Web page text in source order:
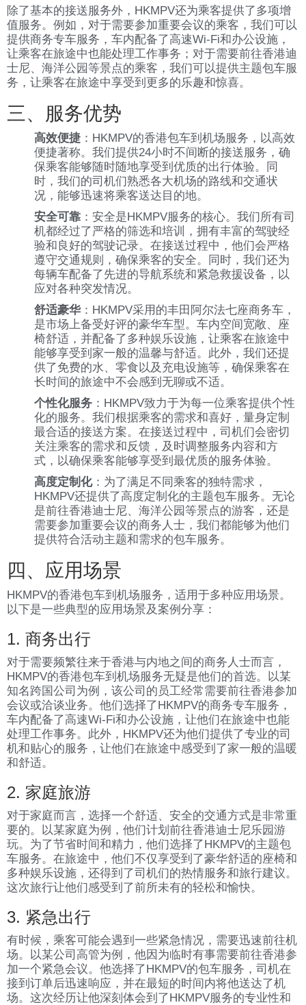
除了基本的接送服务外，HKMPV还为乘客提供了多项增
值服务。例如，对于需要参加重要会议的乘客，我们可以
提供商务专车服务，车内配备了高速Wi-Fi和办公设施，
让乘客在旅途中也能处理工作事务；对于需要前往香港迪
士尼、海洋公园等景点的乘客，我们可以提供主题包车服
务，让乘客在旅途中享受到更多的乐趣和惊喜。
三、服务优势
高效便捷 ：HKMPV的香港包车到机场服务，以高效
便捷著称。我们提供24小时不间断的接送服务，确
保乘客能够随时随地享受到优质的出行体验。同
时，我们的司机们熟悉各大机场的路线和交通状
况，能够迅速将乘客送达目的地。
安全可靠 ：安全是HKMPV服务的核心。我们所有司
机都经过了严格的筛选和培训，拥有丰富的驾驶经
验和良好的驾驶记录。在接送过程中，他们会严格
遵守交通规则，确保乘客的安全。同时，我们还为
每辆车配备了先进的导航系统和紧急救援设备，以
应对各种突发情况。
舒适豪华：HKMPV采用的丰田阿尔法七座商务车，
是市场上备受好评的豪华车型。车内空间宽敞、座
椅舒适，并配备了多种娱乐设施，让乘客在旅途中
能够享受到家一般的温馨与舒适。此外，我们还提
供了免费的水、零食以及充电设施等，确保乘客在
长时间的旅途中不会感到无聊或不适。
个性化服务 ：HKMPV致力于为每一位乘客提供个性
化的服务。我们根据乘客的需求和喜好，量身定制
最合适的接送方案。在接送过程中，司机们会密切
关注乘客的需求和反馈，及时调整服务内容和方
式，以确保乘客能够享受到最优质的服务体验。
高度定制化：为了满足不同乘客的独特需求，
HKMPV还提供了高度定制化的主题包车服务。无论
是前往香港迪士尼、海洋公园等景点的游客，还是
需要参加重要会议的商务人士，我们都能够为他们
提供符合活动主题和需求的包车服务。
四、应用场景
HKMPV的香港包车到机场服务，适用于多种应用场景。
以下是一些典型的应用场景及案例分享：
1. 商务出行
对于需要频繁往来于香港与内地之间的商务人士而言，
HKMPV的香港包车到机场服务无疑是他们的首选。以某
知名跨国公司为例，该公司的员工经常需要前往香港参加
会议或洽谈业务。他们选择了HKMPV的商务专车服务，
车内配备了高速Wi-Fi和办公设施，让他们在旅途中也能
处理工作事务。此外，HKMPV还为他们提供了专业的司
机和贴心的服务，让他们在旅途中感受到了家一般的温暖
和舒适。
2. 家庭旅游
对于家庭而言，选择一个舒适、安全的交通方式是非常重
要的。以某家庭为例，他们计划前往香港迪士尼乐园游
玩。为了节省时间和精力，他们选择了HKMPV的主题包
车服务。在旅途中，他们不仅享受到了豪华舒适的座椅和
多种娱乐设施，还得到了司机们的热情服务和旅行建议。
这次旅行让他们感受到了前所未有的轻松和愉快。
3. 紧急出行
有时候，乘客可能会遇到一些紧急情况，需要迅速前往机
场。以某公司高管为例，他因为临时有事需要前往香港参
加一个紧急会议。他选择了HKMPV的包车服务，司机在
接到订单后迅速响应，并在最短的时间内将他送达了机
场。这次经历让他深刻体会到了HKMPV服务的专业性和